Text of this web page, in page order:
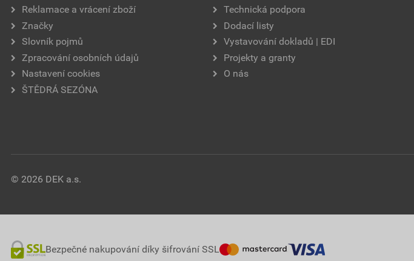
Reklamace a vrácení zboží
Značky
Slovník pojmů
Zpracování osobních údajů
Nastavení cookies
ŠTĚDRÁ SEZÓNA
Technická podpora
Dodací listy
Vystavování dokladů | EDI
Projekty a granty
O nás
© 2026 DEK a.s.
Bezpečné nakupování díky šifrování SSL